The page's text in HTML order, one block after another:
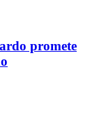
promete